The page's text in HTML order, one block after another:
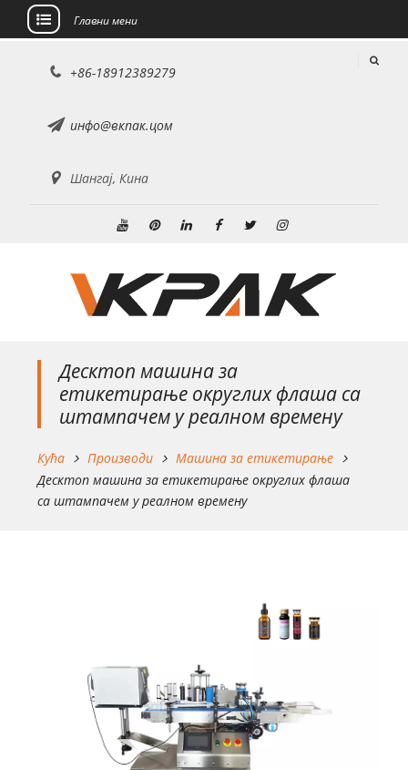
Главни мени
+86-18912389279
инфо@вкпак.цом
Шангај, Кина
Десктоп машина за
етикетирање округлих флаша са
штампачем у реалном времену
Кућа Производи
Машина за етикетирање
Десктоп машина за етикетирање округлих флаша
са штампачем у реалном времену